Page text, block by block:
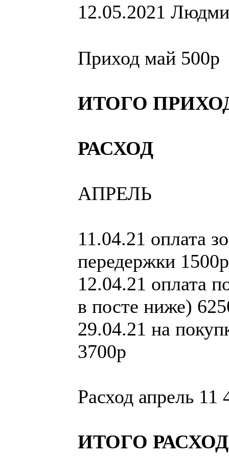
12.05.2021
Приход май 500р
ИТОГО
РАСХОД
АПРЕЛЬ
11.04.21 оплата
передержки 1500р
12.04.21 оплата
в посте ниже)
29.04.21 на
3700р
Расход апрель 11
ИТОГО РАСХОД